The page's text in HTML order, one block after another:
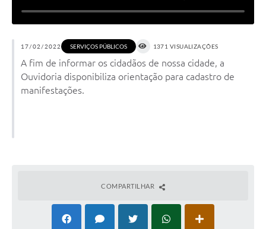
17/02/2022 SERVIÇOS PÚBLICOS 1371 VISUALIZAÇÕES
A fim de informar os cidadãos de nossa cidade, a
Ouvidoria disponibiliza orientação para cadastro de
manifestações.
COMPARTILHAR